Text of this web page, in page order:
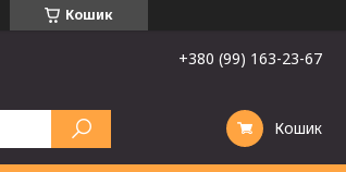
Кошик
+380 (99) 163-23-67
Кошик